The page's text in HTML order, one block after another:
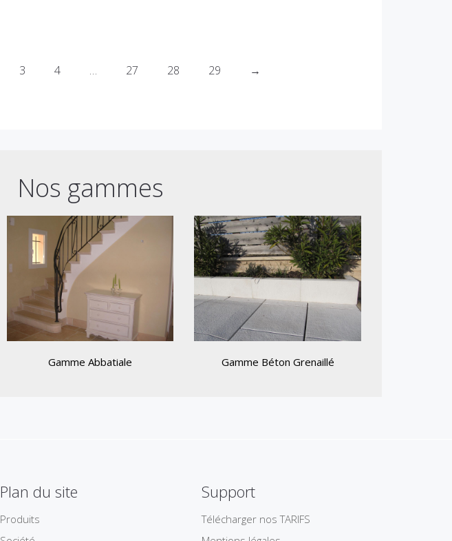
3 4 … 27 28 29 →
Nos gammes
Gamme Abbatiale Gamme Béton Grenaillé
Plan du site
Produits
Support
Télécharger nos TARIFS